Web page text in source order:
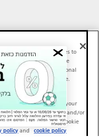
online, we use cookies to
our traffic. These tools are
Others are optional
your online experience.
your use of our site and your
to personalize content and/or
our privacy policy and cookie
policy and cookie policy